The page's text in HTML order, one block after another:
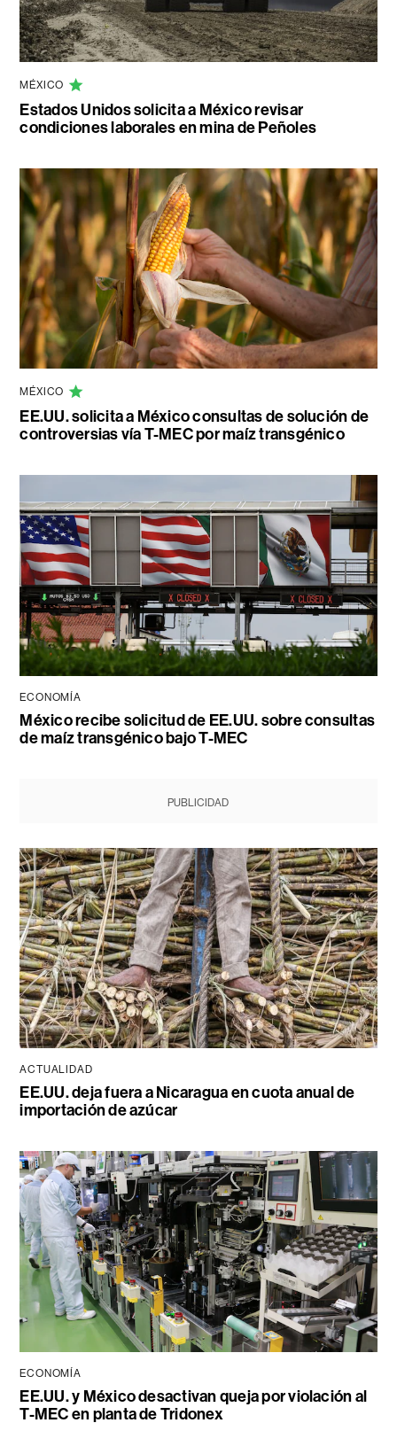
MÉXICO
Estados Unidos solicita a México revisar
condiciones laborales en mina de Peñoles
MÉXICO
EE.UU. solicita a México consultas de solución de
controversias vía T-MEC por maíz transgénico
ECONOMÍA
México recibe solicitud de EE.UU. sobre consultas
de maíz transgénico bajo T-MEC
PUBLICIDAD
ACTUALIDAD
EE.UU. deja fuera a Nicaragua en cuota anual de
importación de azúcar
ECONOMÍA
EE.UU. y México desactivan queja por violación al
T-MEC en planta de Tridonex